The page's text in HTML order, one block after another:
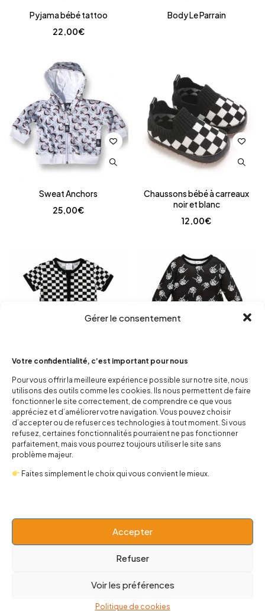
Gérer le consentement
Votre confidentialité, c’est important pour nous
Pour vous offrir la meilleure expérience possible sur notre site, nous
utilisons des outils comme les cookies. Ils nous permettent de faire
fonctionner le site correctement, de comprendre ce que vous
appréciez et d’améliorer votre navigation. Vous pouvez choisir
d’accepter ou de refuser ces technologies à tout moment. Si vous
refusez, certaines fonctionnalités pourraient ne pas fonctionner
parfaitement, mais vous pourrez toujours utiliser le site sans
problème majeur.
Faites simplement le choix qui vous convient le mieux.
Accepter
Refuser
Voir les préférences
Politique de cookies
Pyjama bébé tattoo
22,00€
Body Le Parrain
Sweat Anchors
25,00€
Chaussons bébé à carreaux
noir et blanc
12,00€
Combishort Bébé à Carreaux
Noirs – Grenouillère Emo
Skater
20,00€
Combinaison Horns Up
20,00€
Combinaison mini-héros
Combinaison bébé Vader